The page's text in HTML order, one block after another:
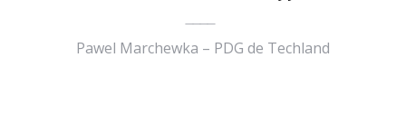
Pawel Marchewka – PDG de Techland